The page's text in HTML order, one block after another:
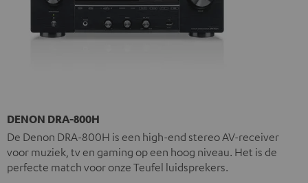
DENON DRA-800H
De Denon DRA-800H is een high-end stereo AV-receiver
voor muziek, tv en gaming op een hoog niveau. Het is de
perfecte match voor onze Teufel luidsprekers.